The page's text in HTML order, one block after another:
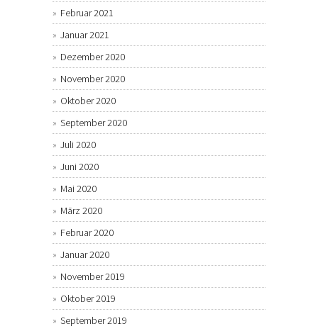
Februar 2021
Januar 2021
Dezember 2020
November 2020
Oktober 2020
September 2020
Juli 2020
Juni 2020
Mai 2020
März 2020
Februar 2020
Januar 2020
November 2019
Oktober 2019
September 2019